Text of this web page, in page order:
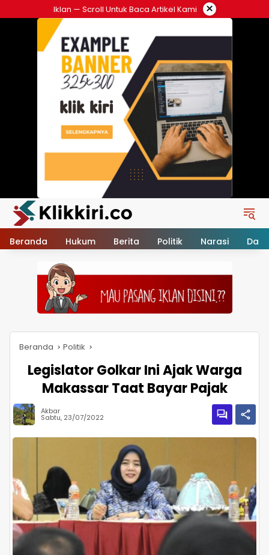
ke
Iklan — Scroll Untuk Baca Artikel Kami ×
Beranda Hukum Berita Politik Narasi
Beranda Politik
Legislator Golkar Ini Ajak Warga
Makassar Taat Bayar Pajak
Akbar
Sabtu, 23/07/2022